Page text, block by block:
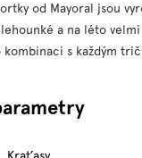
od Mayoral jsou
a na léto
kombinaci s každým